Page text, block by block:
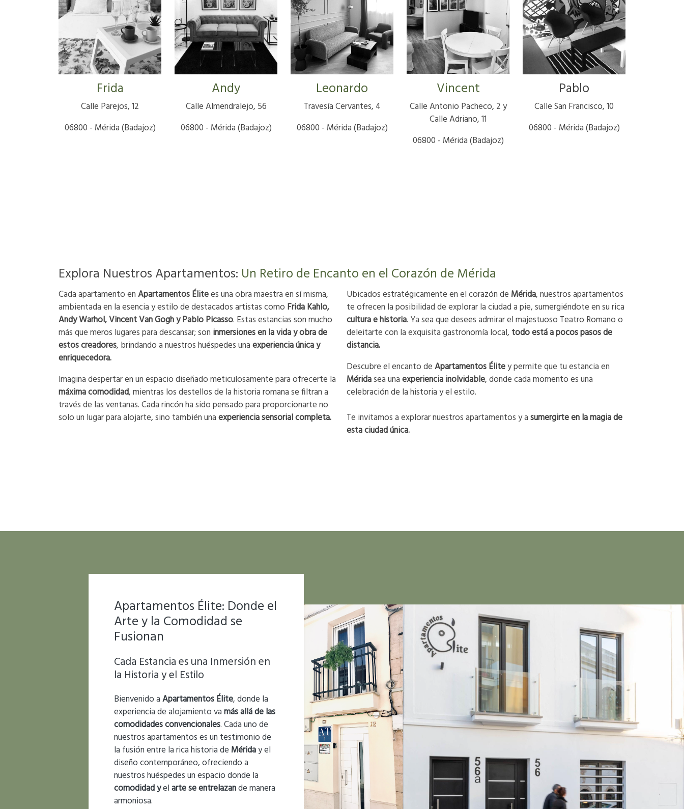
Frida
Calle Parejos, 12
06800 - Mérida (Badajoz)
Andy
Calle Almendralejo, 56
06800 - Mérida (Badajoz)
Leonardo
Travesía Cervantes, 4
06800 - Mérida (Badajoz)
Vincent
Calle Antonio Pacheco, 2 y
Calle Adriano, 11
06800 - Mérida (Badajoz)
Pablo
Calle San Francisco, 10
06800 - Mérida (Badajoz)
Explora Nuestros Apartamentos: Un Retiro de Encanto en el Corazón de Mérida
Cada apartamento enApartamentos Élitees una obra maestra en sí misma,
ambientada en la esencia y estilo de destacados artistas como Frida Kahlo,
Andy Warhol, Vincent Van Gogh y Pablo Picasso. Estas estancias son mucho
más que meros lugares para descansar; son inmersiones en la vida y obra de
estos creadores, brindando a nuestros huéspedes unaexperiencia única y
enriquecedora.
Imagina despertar en un espacio diseñado meticulosamente para ofrecerte la
máxima comodidad, mientras los destellos de la historia romana se filtran a
través de las ventanas. Cada rincón ha sido pensado para proporcionarte no
solo un lugar para alojarte, sino también unaexperiencia sensorial completa.
Ubicados estratégicamente en el corazón de Mérida, nuestros apartamentos
te ofrecen la posibilidad de explorar la ciudad a pie, sumergiéndote en su rica
cultura e historia. Ya sea que desees admirar el majestuoso Teatro Romano o
deleitarte con la exquisita gastronomía local, todo está a pocos pasos de
distancia.
Descubre el encanto deApartamentos Élitey permite que tu estancia en
Méridasea unaexperiencia inolvidable, donde cada momento es una
celebración de la historia y el estilo.
Te invitamos a explorar nuestros apartamentos y asumergirte en la magia de
esta ciudad única.
Apartamentos Élite: Donde el
Arte y la Comodidad se
Fusionan
Cada Estancia es una Inmersión en
la Historia y el Estilo
Bienvenido aApartamentos Élite, donde la
experiencia de alojamiento vamás allá de las
comodidades convencionales. Cada uno de
nuestros apartamentos es un testimonio de
la fusión entre la rica historia de Mériday el
diseño contemporáneo, ofreciendo a
nuestros huéspedes un espacio donde la
comodidad yelarte se entrelazande manera
armoniosa.